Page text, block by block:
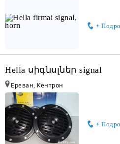
+
Hella սիգնսլներ signal
+
Ереван, Кентрон